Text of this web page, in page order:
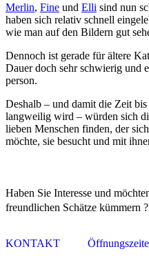
Merlin, Fine und Elli sind nun
ha­ben sich re­la­tiv schnell
wie man auf den Bil­dern gut
Dennoch ist gerade für ältere
Dau­er doch sehr schwie­rig und
per­son.
Deshalb – und damit die Zeit
lang­weil­ig wird – wür­den sich
lie­ben Men­schen fin­den, der
möch­­te, sie be­sucht und mit
Haben Sie Interesse und
freundlichen Schätze
KONTAKT